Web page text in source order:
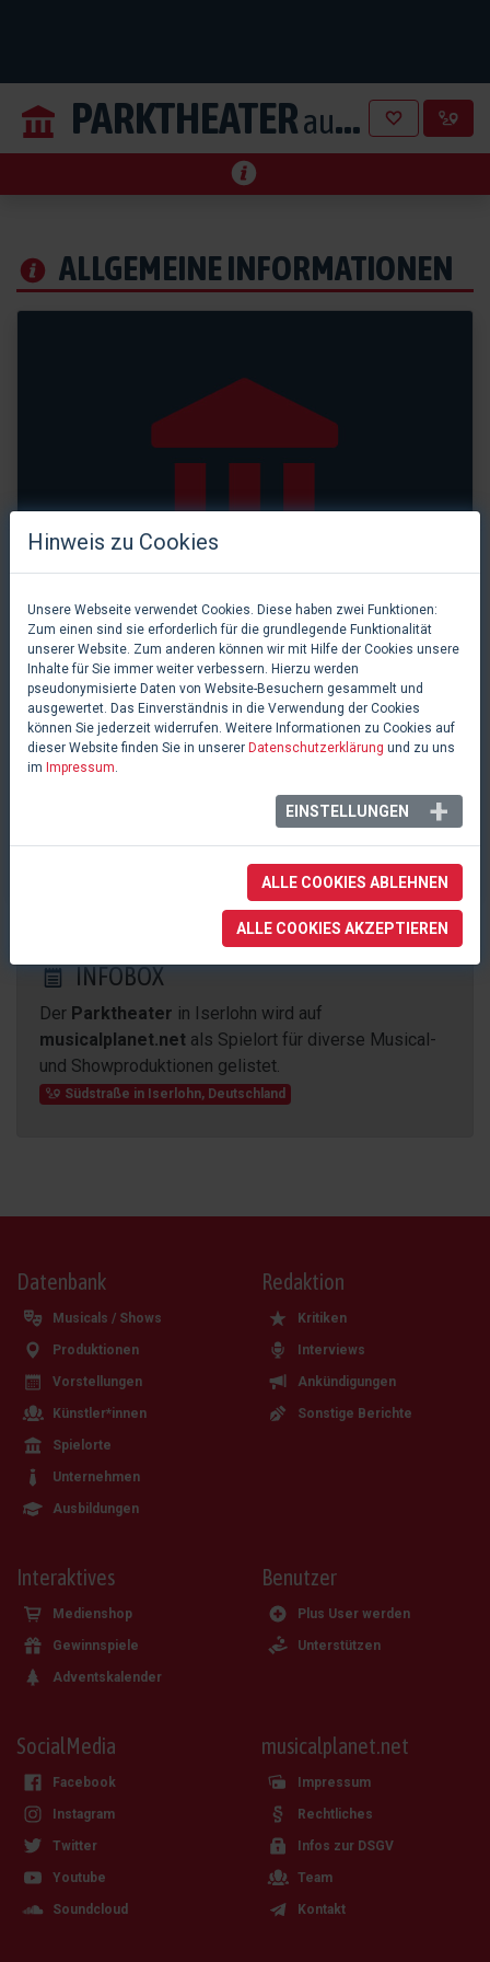
PARKTHEATERaus Iserlohn
ALLGEMEINE INFORMATIONEN
INFOBOX
Der Parktheater in Iserlohn wird auf
musicalplanet.net als Spielort für diverse Musical-
und Showproduktionen gelistet.
Südstraße in Iserlohn, Deutschland
Datenbank
Musicals / Shows
Produktionen
Vorstellungen
Künstler*innen
Spielorte
Unternehmen
Ausbildungen
Redaktion
Kritiken
Interviews
Ankündigungen
Sonstige Berichte
Interaktives
Medienshop
Gewinnspiele
Adventskalender
Benutzer
Plus User werden
Unterstützen
SocialMedia
Facebook
Instagram
Twitter
Youtube
Soundcloud
musicalplanet.net
Impressum
Rechtliches
Infos zur DSGV
Team
Kontakt
Hinweis zu Cookies
Unsere Webseite verwendet Cookies. Diese haben zwei Funktionen:
Zum einen sind sie erforderlich für die grundlegende Funktionalität
unserer Website. Zum anderen können wir mit Hilfe der Cookies unsere
Inhalte für Sie immer weiter verbessern. Hierzu werden
pseudonymisierte Daten von Website-Besuchern gesammelt und
ausgewertet. Das Einverständnis in die Verwendung der Cookies
können Sie jederzeit widerrufen. Weitere Informationen zu Cookies auf
dieser Website finden Sie in unserer Datenschutzerklärung und zu uns
im Impressum
EINSTELLUNGEN
ALLE COOKIES ABLEHNEN
ALLE COOKIES AKZEPTIEREN